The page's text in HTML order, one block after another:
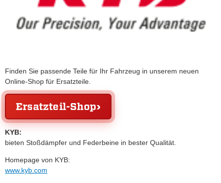
Finden Sie passende Teile für Ihr Fahrzeug in unserem neuen
Online-Shop für Ersatzteile.
Ersatzteil-Shop
KYB:
bieten Stoßdämpfer und Federbeine in bester Qualität.
Homepage von KYB:
www.kyb.com